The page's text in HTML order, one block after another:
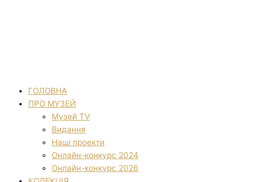
ГОЛОВНА
ПРО МУЗЕЙ
Музей TV
Видання
Наші проекти
Онлайн-конкурс 2024
Онлайн-конкурс 2026